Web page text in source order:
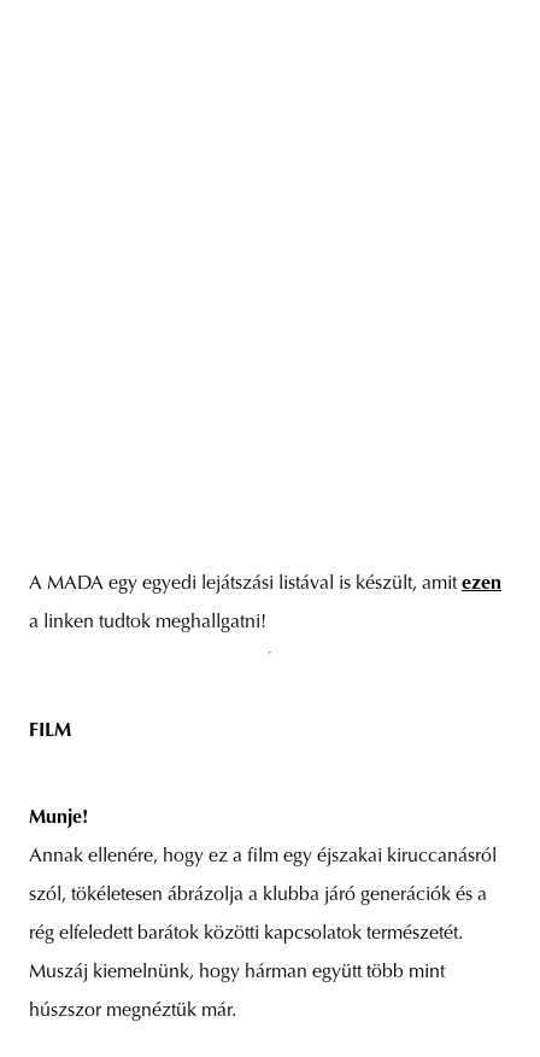
A MADA egy egyedi lejátszási listával is készült, amitezen
a linken tudtok meghallgatni!
FILM
Munje!
Annak ellenére, hogy ez a film egy éjszakai kiruccanásról
szól, tökéletesen ábrázolja a klubba járó generációk és a
rég elfeledett barátok közötti kapcsolatok természetét.
Muszáj kiemelnünk, hogy hárman együtt több mint
húszszor megnéztük már.